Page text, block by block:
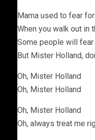
Mama used to fear
When you walk out in
Some people will fear
But Mister Holland,
Oh, Mister Holland
Oh, Mister Holland
Oh, Mister Holland
Oh, always treat me